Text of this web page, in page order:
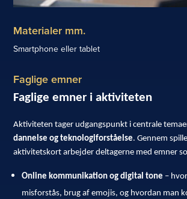
Materialer mm.
Smartphone eller tablet
Faglige emner
Faglige emner i aktiviteten
Aktiviteten tager udgangspunkt i centrale
dannelse og teknologiforståelse. Gennem
aktivitetskort arbejder deltagerne med emner
Online kommunikation og digital tone –
misforstås, brug af emojis, og hvordan man